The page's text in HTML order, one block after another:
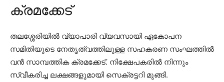
ക്രമക്കേട്
തലശ്ശേരിയില്‍ വ്യാപാരി വ്യവസായി ഏകോപന
സമിതിയുടെ നേതൃത്വത്തിലുള്ള സഹകരണ സംഘത്തില്‍
വന്‍ സാമ്പത്തിക ക്രമക്കേട്. നിക്ഷേപകരില്‍ നിന്നും
സ്വീകരിച്ച ലക്ഷങ്ങളുമായി സെക്രട്ടറി മുങ്ങി.